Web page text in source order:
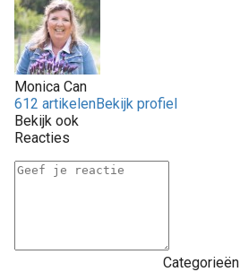
Monica Can
612 artikelenBekijk profiel
Bekijk ook
Reacties
Categorieën